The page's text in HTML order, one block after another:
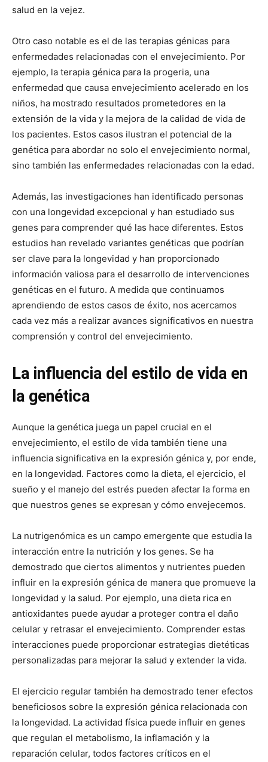
salud en la vejez.
Otro caso notable es el de las terapias génicas para
enfermedades relacionadas con el envejecimiento. Por
ejemplo, la terapia génica para la progeria, una
enfermedad que causa envejecimiento acelerado en los
niños, ha mostrado resultados prometedores en la
extensión de la vida y la mejora de la calidad de vida de
los pacientes. Estos casos ilustran el potencial de la
genética para abordar no solo el envejecimiento normal,
sino también las enfermedades relacionadas con la edad.
Además, las investigaciones han identificado personas
con una longevidad excepcional y han estudiado sus
genes para comprender qué las hace diferentes. Estos
estudios han revelado variantes genéticas que podrían
ser clave para la longevidad y han proporcionado
información valiosa para el desarrollo de intervenciones
genéticas en el futuro. A medida que continuamos
aprendiendo de estos casos de éxito, nos acercamos
cada vez más a realizar avances significativos en nuestra
comprensión y control del envejecimiento.
La influencia del estilo de vida en
la genética
Aunque la genética juega un papel crucial en el
envejecimiento, el estilo de vida también tiene una
influencia significativa en la expresión génica y, por ende,
en la longevidad. Factores como la dieta, el ejercicio, el
sueño y el manejo del estrés pueden afectar la forma en
que nuestros genes se expresan y cómo envejecemos.
La nutrigenómica es un campo emergente que estudia la
interacción entre la nutrición y los genes. Se ha
demostrado que ciertos alimentos y nutrientes pueden
influir en la expresión génica de manera que promueve la
longevidad y la salud. Por ejemplo, una dieta rica en
antioxidantes puede ayudar a proteger contra el daño
celular y retrasar el envejecimiento. Comprender estas
interacciones puede proporcionar estrategias dietéticas
personalizadas para mejorar la salud y extender la vida.
El ejercicio regular también ha demostrado tener efectos
beneficiosos sobre la expresión génica relacionada con
la longevidad. La actividad física puede influir en genes
que regulan el metabolismo, la inflamación y la
reparación celular, todos factores críticos en el